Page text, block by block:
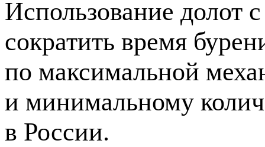
Использование долот
сократить время
по максимальной
и минимальному
в России.